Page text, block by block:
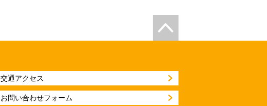
交通アクセス
お問い合わせフォーム